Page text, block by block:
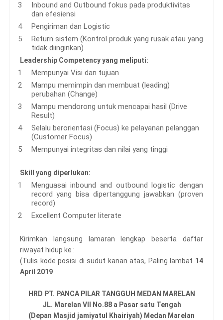
Inbound and Outbound fokus pada produktivitas
dan efesiensi
Pengiriman dan Logistic
Return sistem (Kontrol produk yang rusak atau yang
tidak diinginkan)
Leadership Competency yang meliputi:
Mempunyai Visi dan tujuan
Mampu memimpin dan membuat (leading)
perubahan (Change)
Mampu mendorong untuk mencapai hasil (Drive
Result)
Selalu berorientasi (Focus) ke pelayanan pelanggan
(Customer Focus)
Mempunyai integritas dan nilai yang tinggi
Skill yang diperlukan:
Menguasai inbound and outbound logistic dengan
record yang bisa dipertanggung jawabkan (proven
record)
Excellent Computer literate
Kirimkan langsung lamaran lengkap beserta daftar
riwayat hidup ke :
(Tulis kode posisi di sudut kanan atas, Paling lambat 14
April 2019
HRD PT. PANCA PILAR TANGGUH MEDAN MARELAN
JL. Marelan VII No.88 a Pasar satu Tengah
(Depan Masjid jamiyatul Khairiyah) Medan Marelan